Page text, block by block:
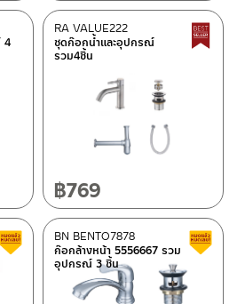
4
ชุดก๊อกน้ำและอุปกรณ์
รวม4ชิ้น
RA VALUE222
฿769
สินค้าลดราคา เคลียร์สต็อก
ก๊อกล้างหน้า 5556667 รวม
อุปกรณ์ 3 ชิ้น
BN BENTO7878